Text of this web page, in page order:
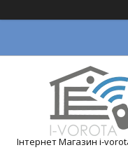
Інтернет Магазин i-